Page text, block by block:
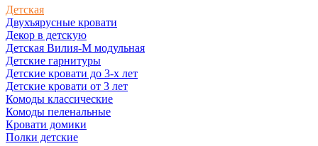
Детская
Двухъярусные кровати
Декор в детскую
Детская Вилия-М модульная
Детские гарнитуры
Детские кровати до 3-х лет
Детские кровати от 3 лет
Комоды классические
Комоды пеленальные
Кровати домики
Полки детские